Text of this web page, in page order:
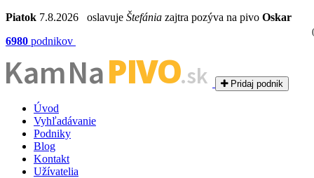
Piatok 7.8.2026 oslavuje Štefánia zajtra pozýva na pivo Oskar
6980 podnikov
Kam NaPIVO.sk Pridaj podnik
Úvod
Vyhľadávanie
Podniky
Blog
Kontakt
Užívatelia